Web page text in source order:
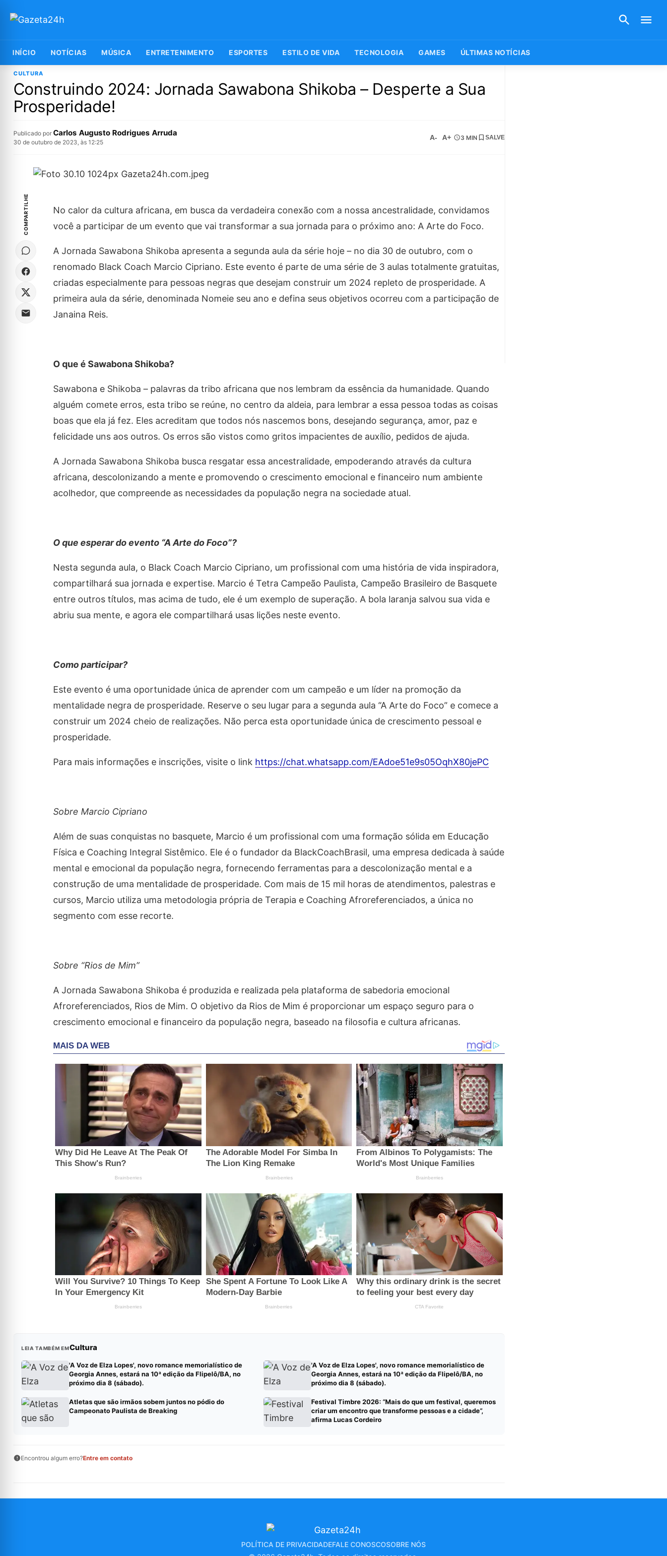
INÍCIO NOTÍCIAS MÚSICA ENTRETENIMENTO ESPORTES ESTILO DE VIDA TECNOLOGIA GAMES ÚLTIMAS NOTÍCIAS
CULTURA
Construindo 2024: Jornada Sawabona Shikoba – Desperte a Sua
Prosperidade!
Publicado por Carlos Augusto Rodrigues Arruda
30 de outubro de 2023, às 12:25
A- A+ 3 MIN SALVE
COMPARTILHE
No calor da cultura africana, em busca da verdadeira conexão com a nossa ancestralidade, convidamos
você a participar de um evento que vai transformar a sua jornada para o próximo ano: A Arte do Foco.
A Jornada Sawabona Shikoba apresenta a segunda aula da série hoje – no dia 30 de outubro, com o
renomado Black Coach Marcio Cipriano. Este evento é parte de uma série de 3 aulas totalmente gratuitas,
criadas especialmente para pessoas negras que desejam construir um 2024 repleto de prosperidade. A
primeira aula da série, denominada Nomeie seu ano e defina seus objetivos ocorreu com a participação de
Janaina Reis.
O que é Sawabona Shikoba?
Sawabona e Shikoba – palavras da tribo africana que nos lembram da essência da humanidade. Quando
alguém comete erros, esta tribo se reúne, no centro da aldeia, para lembrar a essa pessoa todas as coisas
boas que ela já fez. Eles acreditam que todos nós nascemos bons, desejando segurança, amor, paz e
felicidade uns aos outros. Os erros são vistos como gritos impacientes de auxílio, pedidos de ajuda.
A Jornada Sawabona Shikoba busca resgatar essa ancestralidade, empoderando através da cultura
africana, descolonizando a mente e promovendo o crescimento emocional e financeiro num ambiente
acolhedor, que compreende as necessidades da população negra na sociedade atual.
O que esperar do evento “A Arte do Foco”?
Nesta segunda aula, o Black Coach Marcio Cipriano, um profissional com uma história de vida inspiradora,
compartilhará sua jornada e expertise. Marcio é Tetra Campeão Paulista, Campeão Brasileiro de Basquete
entre outros títulos, mas acima de tudo, ele é um exemplo de superação. A bola laranja salvou sua vida e
abriu sua mente, e agora ele compartilhará usas lições neste evento.
Como participar?
Este evento é uma oportunidade única de aprender com um campeão e um líder na promoção da
mentalidade negra de prosperidade. Reserve o seu lugar para a segunda aula “A Arte do Foco” e comece a
construir um 2024 cheio de realizações. Não perca esta oportunidade única de crescimento pessoal e
prosperidade.
Para mais informações e inscrições, visite o link https://chat.whatsapp.com/EAdoe51e9s05OqhX80jePC
Sobre Marcio Cipriano
Além de suas conquistas no basquete, Marcio é um profissional com uma formação sólida em Educação
Física e Coaching Integral Sistêmico. Ele é o fundador da BlackCoachBrasil, uma empresa dedicada à saúde
mental e emocional da população negra, fornecendo ferramentas para a descolonização mental e a
construção de uma mentalidade de prosperidade. Com mais de 15 mil horas de atendimentos, palestras e
cursos, Marcio utiliza uma metodologia própria de Terapia e Coaching Afroreferenciados, a única no
segmento com esse recorte.
Sobre “Rios de Mim”
A Jornada Sawabona Shikoba é produzida e realizada pela plataforma de sabedoria emocional
Afroreferenciados, Rios de Mim. O objetivo da Rios de Mim é proporcionar um espaço seguro para o
crescimento emocional e financeiro da população negra, baseado na filosofia e cultura africanas.
LEIA TAMBÉM EMCultura
'A Voz de Elza Lopes', novo romance memorialístico de
Georgia Annes, estará na 10ª edição da Flipelô/BA, no
próximo dia 8 (sábado).
'A Voz de Elza Lopes', novo romance memorialístico de
Georgia Annes, estará na 10ª edição da Flipelô/BA, no
próximo dia 8 (sábado).
Atletas que são irmãos sobem juntos no pódio do
Campeonato Paulista de Breaking
Festival Timbre 2026: “Mais do que um festival, queremos
criar um encontro que transforme pessoas e a cidade”,
afirma Lucas Cordeiro
Encontrou algum erro?Entre em contato
POLÍTICA DE PRIVACIDADEFALE CONOSCOSOBRE NÓS